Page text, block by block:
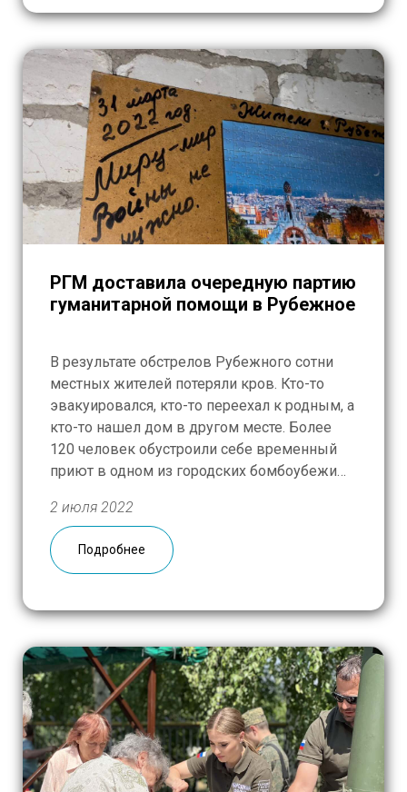
РГМ доставила очередную партию
гуманитарной помощи в Рубежное
В результате обстрелов Рубежного сотни
местных жителей потеряли кров. Кто-то
эвакуировался, кто-то переехал к родным, а
кто-то нашел дом в другом месте. Более
120 человек обустроили себе временный
приют в одном из городских бомбоубежищ.
вместе готовят, убирают, заботятся о самых
уязвимых — маленьких детях, стариках,
лежачих больных. Не бросают друг […]
2 июля 2022
Подробнее